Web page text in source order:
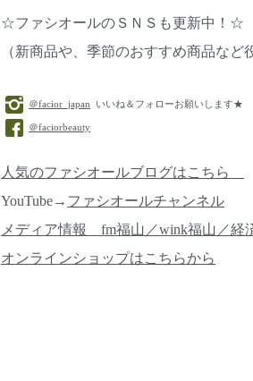
☆ファシオールのＳＮＳも更新中！☆
（新商品や、季節のおすすめ商品など
＠facior_japan いいね＆フォローお願いします★
＠faciorbeauty
人気のファシオールブログはこちら
YouTube→ ファシオールチャンネル
メディア情報 fm福山／wink福山／経
オンラインショップはこちらから